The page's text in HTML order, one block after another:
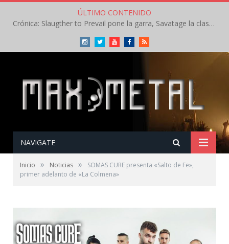
ÚLTIMO CONTENIDO
Crónica: Slaugther to Prevail pone la garra, Savatage la clase en la apertura del Leyendas del Rock – Miércoles – Agosto 2026
InstagramTwitterYoutubeFacebookRSS
NAVIGATE
Inicio » Noticias »
SOMAS CURE presenta «Salto de Fe»,
primer adelanto de «La Colmena»